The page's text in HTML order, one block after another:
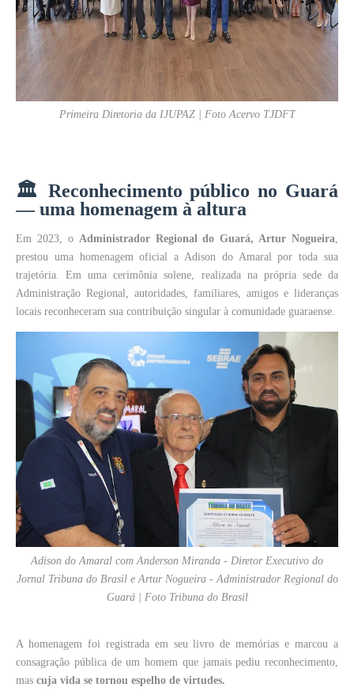
Primeira Diretoria da IJUPAZ | Foto Acervo TJDFT
🏛️ Reconhecimento público no Guará
— uma homenagem à altura
Em 2023, o Administrador Regional do Guará, Artur Nogueira,
prestou uma homenagem oficial a Adison do Amaral por toda sua
trajetória. Em uma cerimônia solene, realizada na própria sede da
Administração Regional, autoridades, familiares, amigos e lideranças
locais reconheceram sua contribuição singular à comunidade guaraense.
Adison do Amaral com Anderson Miranda - Diretor Executivo do
Jornal Tribuna do Brasil e Artur Nogueira - Administrador Regional do
Guará | Foto Tribuna do Brasil
A homenagem foi registrada em seu livro de memórias e marcou a
consagração pública de um homem que jamais pediu reconhecimento,
mas cuja vida se tornou espelho de virtudes.